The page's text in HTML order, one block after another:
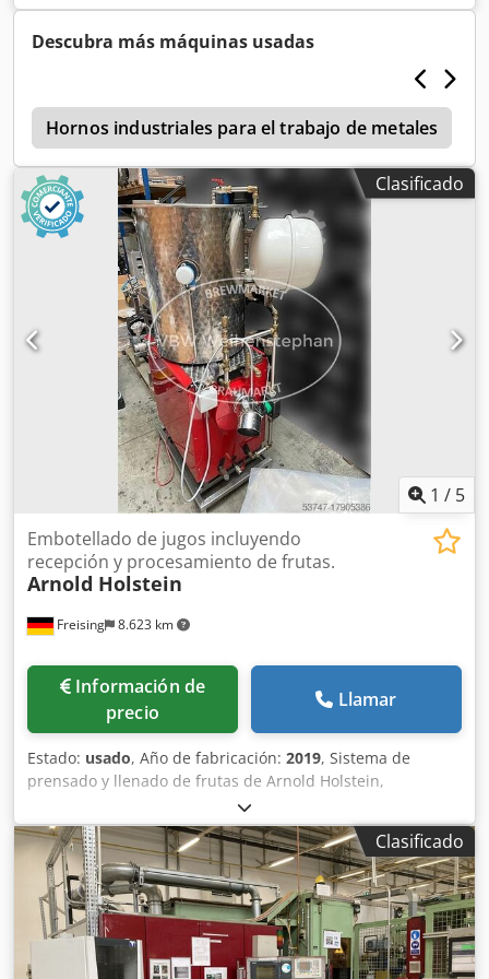
Como nuevo.
Descubra más máquinas usadas
Hornos industriales para el trabajo de metales
Clasificado
1 / 5
Freising 8.623 km
Embotellado de jugos incluyendo
recepción y procesamiento de frutas.
Arnold Holstein
Información de
precio
Llamar
Estado: usado, Año de fabricación: 2019, Sistema de
prensado y llenado de frutas de Arnold Holstein,
compuesto de: Recepción de fruta: baño de agua,
transportador de fruta con ducha de agua, picadora
Prensa de envasado tipo H65: Rendimiento: 1.200 kg/h
Eficiencia hasta el 75% 24 insertos de prensa (65 x 65 cm)
22 paños de prensa (100 x 100 cm) Dimensiones: 2.330 x
840 x 2.060 mm Sistema de pasteurización Profi PA SH:
Rendimiento: 600 l/h Controlador de temperatura
automático calentado por gas de 48 kW Contenedor de
Clasificado